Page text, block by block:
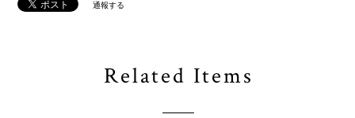
通報する
Related Items